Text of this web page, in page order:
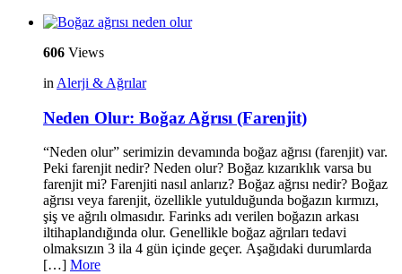
606 Views
in Alerji & Ağrılar
Neden Olur: Boğaz Ağrısı (Farenjit)
“Neden olur” serimizin devamında boğaz ağrısı (farenjit) var.
Peki farenjit nedir? Neden olur? Boğaz kızarıklık varsa bu
farenjit mi? Farenjiti nasıl anlarız? Boğaz ağrısı nedir? Boğaz
ağrısı veya farenjit, özellikle yutulduğunda boğazın kırmızı,
şiş ve ağrılı olmasıdır. Farinks adı verilen boğazın arkası
iltihaplandığında olur. Genellikle boğaz ağrıları tedavi
olmaksızın 3 ila 4 gün içinde geçer. Aşağıdaki durumlarda
[…] More